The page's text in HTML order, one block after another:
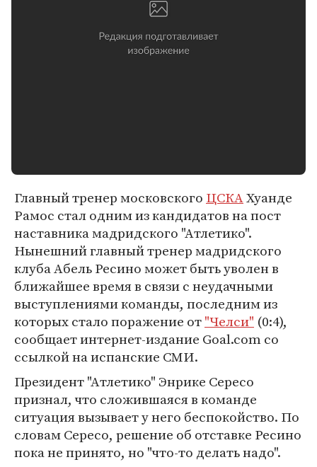
Главный тренер московского ЦСКАХуанде
Рамос стал одним из кандидатов на пост
наставника мадридского "Атлетико".
Нынешний главный тренер мадридского
клуба Абель Ресино может быть уволен в
ближайшее время в связи с неудачными
выступлениями команды, последним из
которых стало поражение от"Челси" (0:4),
сообщает интернет-издание Goal.com со
ссылкой на испанские СМИ.
Президент "Атлетико" Энрике Сересо
признал, что сложившаяся в команде
ситуация вызывает у него беспокойство. По
словам Сересо, решение об отставке Ресино
пока не принято, но "что-то делать надо".